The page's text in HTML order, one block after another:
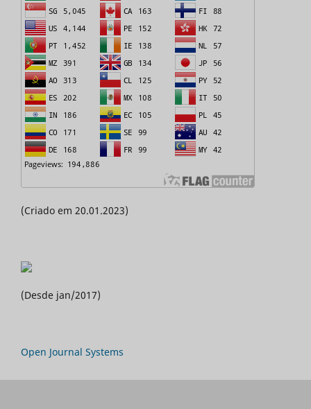
(Criado em 20.01.2023)
(Desde jan/2017)
Open Journal Systems